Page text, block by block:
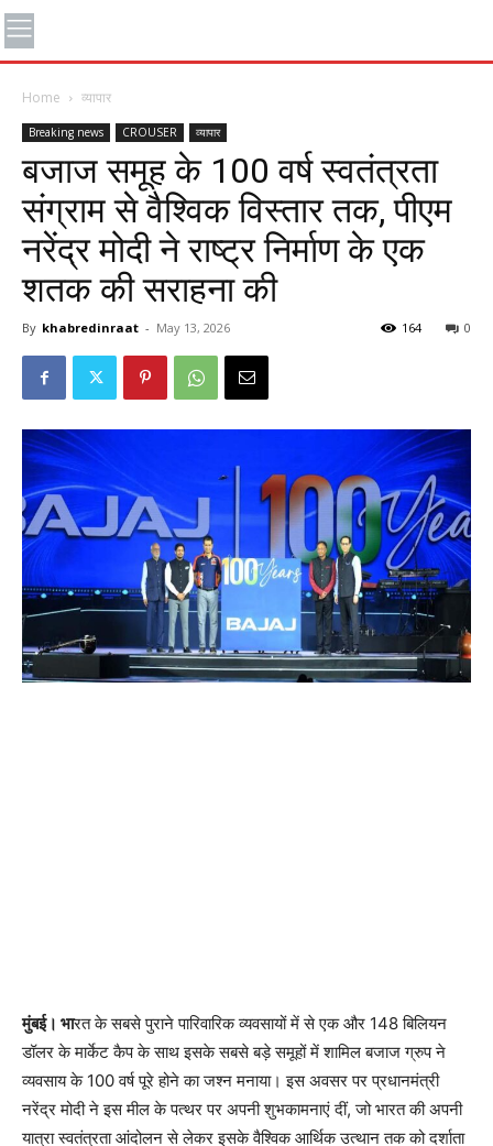
Home व्यापार
Breaking news CROUSER व्यापार
बजाज समूह के 100 वर्ष स्वतंत्रता
संग्राम से वैश्विक विस्तार तक, पीएम
नरेंद्र मोदी ने राष्ट्र निर्माण के एक
शतक की सराहना की
By khabredinraat - May 13, 2026 0
164
मुंबई। भारत के सबसे पुराने पारिवारिक व्यवसायों में से एक और 148 बिलियन
डॉलर के मार्केट कैप के साथ इसके सबसे बड़े समूहों में शामिल बजाज ग्रुप ने
व्यवसाय के 100 वर्ष पूरे होने का जश्न मनाया। इस अवसर पर प्रधानमंत्री
नरेंद्र मोदी ने इस मील के पत्थर पर अपनी शुभकामनाएं दीं, जो भारत की अपनी
यात्रा स्वतंत्रता आंदोलन से लेकर इसके वैश्विक आर्थिक उत्थान तक को दर्शाता